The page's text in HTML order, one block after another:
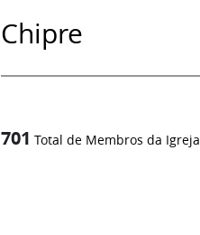
Chipre
701 Total de Membros da Igreja